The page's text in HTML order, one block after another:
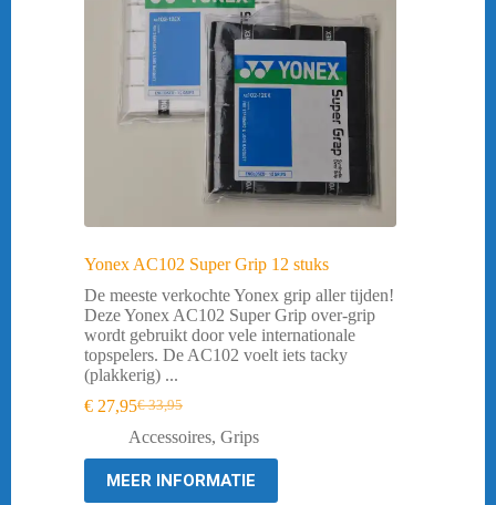
Yonex AC102 Super Grip 12 stuks
De meeste verkochte Yonex grip aller tijden!
Deze Yonex AC102 Super Grip over-grip
wordt gebruikt door vele internationale
topspelers. De AC102 voelt iets tacky
(plakkerig) ...
€33,95
Oorspronkelijke
prijs
€ 33,95.
€ 27,95Huidige
prijs
€ 27,95.
Accessoires, Grips
MEER INFORMATIE